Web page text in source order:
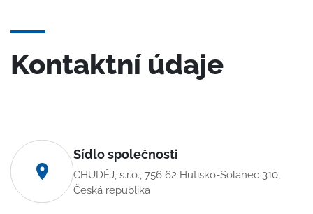
Kontaktní údaje
Sídlo společnosti
CHUDĚJ, s.r.o., 756 62 Hutisko-Solanec 310,
Česká republika